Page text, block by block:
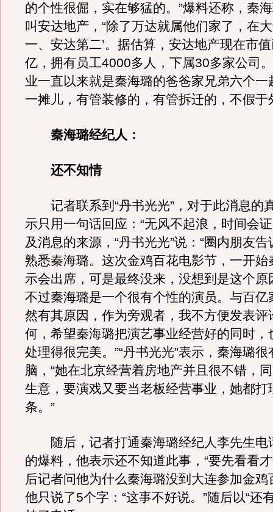
的个性很倔，实在够猛的。”爆料还称，秦
叫安达地产，“除了万达就属他们家了，在
一、安达第二’。据估算，安达地产现在市
亿，拥有员工4000多人，下属30多家公司
业一直以来就是秦海璐的爸爸家兄弟六个一
一摊儿，有管装修的，有管拆迁的，不假于
秦海璐经纪人：
还不知情
记者联系到“丹书光光”，对于此消息的
示只用一句话回应：“无风不起浪，时间会
及消息的来源，“丹书光光”说：“圈内朋友
熟悉秦海璐。这次金鸡百花电影节，一开始
示会出席，可是最终没来，没想到是这个原
不过秦海璐是一个很有个性的演员。与百亿
然有其原因，作为旁观者，我不方便发表评
何，希望秦海璐把演艺事业经营好的同时，
处理得很完美。”“丹书光光”表示，秦海璐
脑，“她在北京经营着房地产并且很不错，
生意，要演戏又要当老板经营事业，她都打
条。”
随后，记者打通秦海璐经纪人李先生电
的爆料，他表示还不知道此事，“要先看看
后记者问他为什么秦海璐没到大连参加金鸡
他只说了5个字：“这事不好说。”随后以“还